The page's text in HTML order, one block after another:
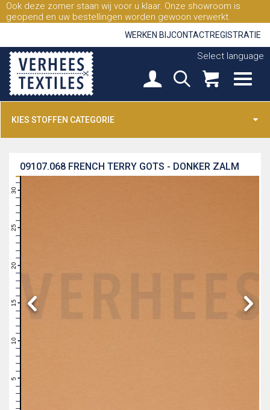
Ook deze zomer staan wij voor u klaar. Onze showroom is
geopend en uw bestellingen worden gewoon verwerkt.
WERKEN BIJCONTACTREGISTRATIE
Select language
KIES STOFFEN CATEGORIE
FRENCH TERRY GOTS - DONKER ZALM
09107.068
11
16
21
26